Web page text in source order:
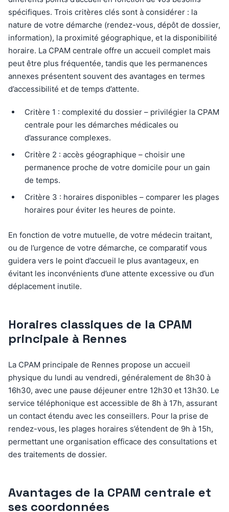
spécifiques. Trois critères clés sont à considérer : la
nature de votre démarche (rendez-vous, dépôt de dossier,
information), la proximité géographique, et la disponibilité
horaire. La CPAM centrale offre un accueil complet mais
peut être plus fréquentée, tandis que les permanences
annexes présentent souvent des avantages en termes
d’accessibilité et de temps d’attente.
Critère 1 : complexité du dossier – privilégier la CPAM
centrale pour les démarches médicales ou
d’assurance complexes.
Critère 2 : accès géographique – choisir une
permanence proche de votre domicile pour un gain
de temps.
Critère 3 : horaires disponibles – comparer les plages
horaires pour éviter les heures de pointe.
En fonction de votre mutuelle, de votre médecin traitant,
ou de l’urgence de votre démarche, ce comparatif vous
guidera vers le point d’accueil le plus avantageux, en
évitant les inconvénients d’une attente excessive ou d’un
déplacement inutile.
Horaires classiques de la CPAM
principale à Rennes
La CPAM principale de Rennes propose un accueil
physique du lundi au vendredi, généralement de 8h30 à
16h30, avec une pause déjeuner entre 12h30 et 13h30. Le
service téléphonique est accessible de 8h à 17h, assurant
un contact étendu avec les conseillers. Pour la prise de
rendez-vous, les plages horaires s’étendent de 9h à 15h,
permettant une organisation efficace des consultations et
des traitements de dossier.
Avantages de la CPAM centrale et
ses coordonnées